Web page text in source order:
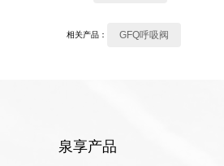
相关产品： GFQ呼吸阀
泉享产品